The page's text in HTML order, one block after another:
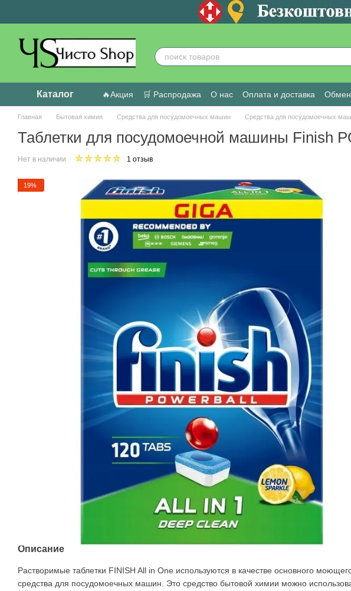
Каталог 🔥Акция 🛒 Распродажа О нас Оплата и доставка Обмен
Пользовательское соглашение
Отзывы о магазине
Главная Бытовая химия Средства для посудомоечных машин Средства для посудомоечных
Таблетки для посудомоечной машины Finish
Нет в наличии 1 отзыв
19%
Описание
Растворимые таблетки FINISH All in One используются в качестве основного
средства для посудомоечных машин. Это средство бытовой химии можно